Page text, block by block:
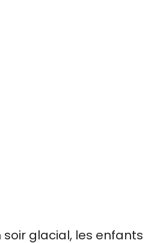
soir glacial, les enfants